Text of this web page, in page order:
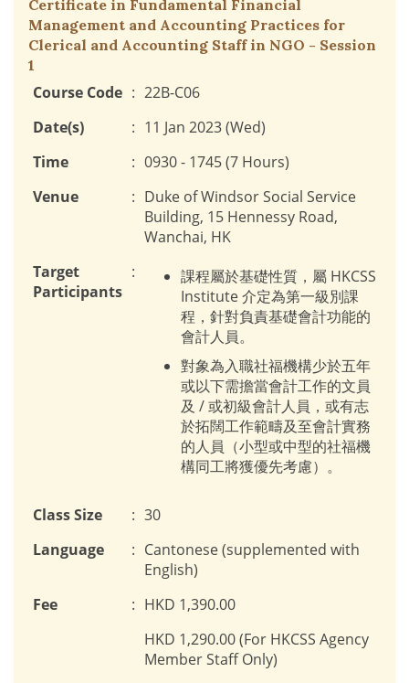
Certificate in Fundamental Financial
Management and Accounting Practices for
Clerical and Accounting Staff in NGO - Session
1
Course Code : 22B-C06
Date(s)
: 11 Jan 2023 (Wed)
Time
: 0930 - 1745 (7 Hours)
Venue
: Duke of Windsor Social Service
Building, 15 Hennessy Road,
Wanchai, HK
Target
Participants
:
課程屬於基礎性質，屬 HKCSS
Institute 介定為第一級別課
程，針對負責基礎會計功能的
會計人員。
對象為入職社福機構少於五年
或以下需擔當會計工作的文員
及 / 或初級會計人員，或有志
於拓闊工作範疇及至會計實務
的人員（小型或中型的社福機
構同工將獲優先考慮）。
Class Size : 30
Language
: Cantonese (supplemented with
English)
Fee
: HKD 1,390.00
HKD 1,290.00 (For HKCSS Agency
Member Staff Only)